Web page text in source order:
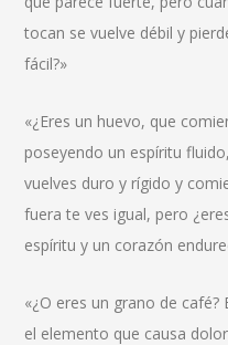
tocan se vuelve débil y
fácil?»
«¿Eres un huevo, que
poseyendo un espíritu
vuelves duro y rígido y
fuera te ves igual, pero
espíritu y un corazón
«¿O eres un grano de
el elemento que causa